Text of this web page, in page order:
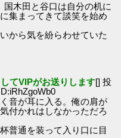
木田と谷口は自分の机に
集まってきて談笑を始め
から気を紛らわせていた
てVIPがお送りします[] 投
音が耳に入る。俺の肩が
付かれはしなかっただろ
普通を装って入り口に目